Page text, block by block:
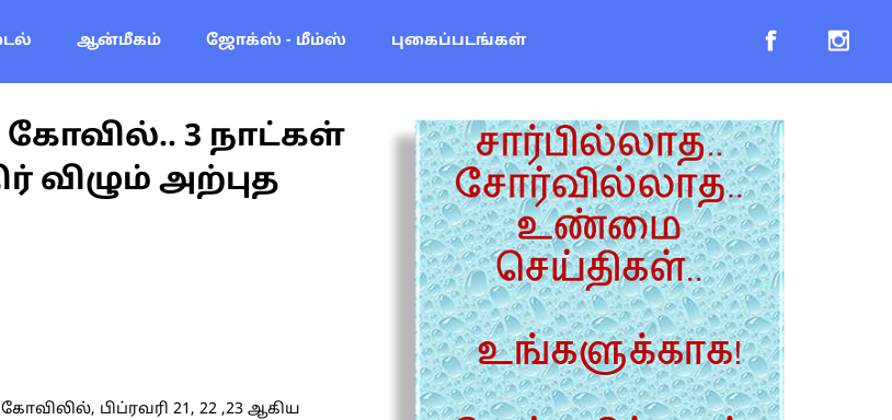
ஆன்மீகம் ஜோக்ஸ் - மீம்ஸ் புகைப்படங்கள்
3 நாட்கள்
விழும் அற்புத
பிப்ரவரி 21, 22 ,23 ஆகிய